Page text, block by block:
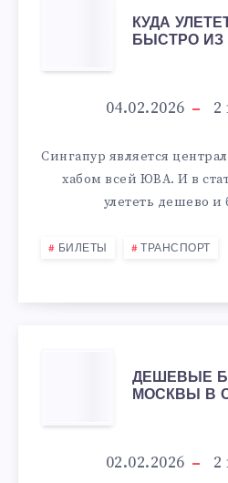
КУДА
УЛЕТЕТЬ
И
ИЗ
КУДА
БЫСТРО ИЗ
04.02.2026 2
Сингапур является
хабом всей ЮВА. И в
улететь дешево
БИЛЕТЫ ТРАНСПОРТ
БИЛЕТЫ
ДЕШЕВЫЕ
МОСКВЫ В
02.02.2026 2